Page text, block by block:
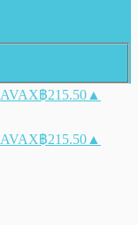
AVAX฿215.50 ▲
AVAX฿215.50 ▲